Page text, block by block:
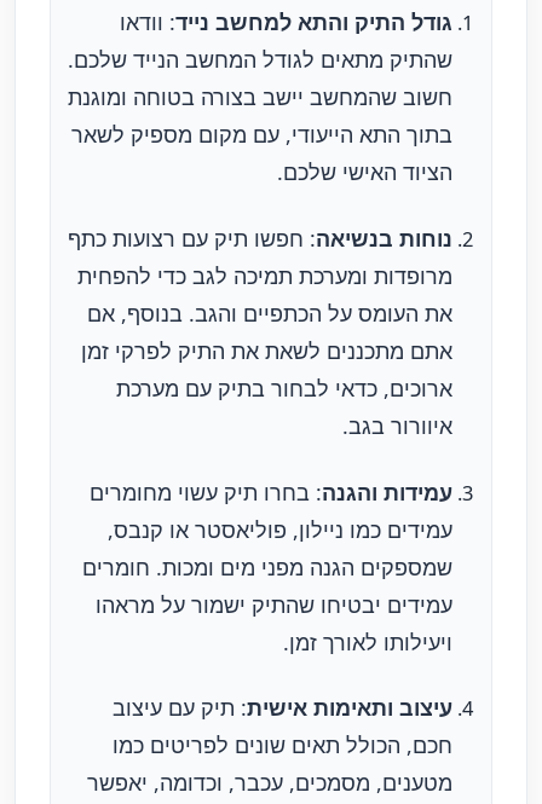
גודל התיק והתא למחשב נייד: וודאו
שהתיק מתאים לגודל המחשב הנייד שלכם.
חשוב שהמחשב יישב בצורה בטוחה ומוגנת
בתוך התא הייעודי, עם מקום מספיק לשאר
הציוד האישי שלכם.
נוחות בנשיאה: חפשו תיק עם רצועות כתף
מרופדות ומערכת תמיכה לגב כדי להפחית
את העומס על הכתפיים והגב. בנוסף, אם
אתם מתכננים לשאת את התיק לפרקי זמן
ארוכים, כדאי לבחור בתיק עם מערכת
איוורור בגב.
עמידות והגנה: בחרו תיק עשוי מחומרים
עמידים כמו ניילון, פוליאסטר או קנבס,
שמספקים הגנה מפני מים ומכות. חומרים
עמידים יבטיחו שהתיק ישמור על מראהו
ויעילותו לאורך זמן.
עיצוב ותאימות אישית: תיק עם עיצוב
חכם, הכולל תאים שונים לפריטים כמו
מטענים, מסמכים, עכבר, וכדומה, יאפשר